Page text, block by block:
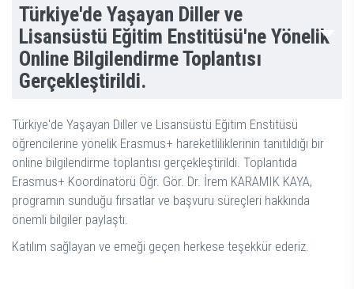
Türkiye'de Yaşayan Diller ve
Lisansüstü Eğitim Enstitüsü'ne Yönelik
Online Bilgilendirme Toplantısı
Gerçekleştirildi.
Türkiye'de Yaşayan Diller ve Lisansüstü Eğitim Enstitüsü
öğrencilerine yönelik Erasmus+ hareketliliklerinin tanıtıldığı bir
online bilgilendirme toplantısı gerçekleştirildi. Toplantıda
Erasmus+ Koordinatörü Öğr. Gör. Dr. İrem KARAMIK KAYA,
programın sunduğu fırsatlar ve başvuru süreçleri hakkında
önemli bilgiler paylaştı.
Katılım sağlayan ve emeği geçen herkese teşekkür ederiz.